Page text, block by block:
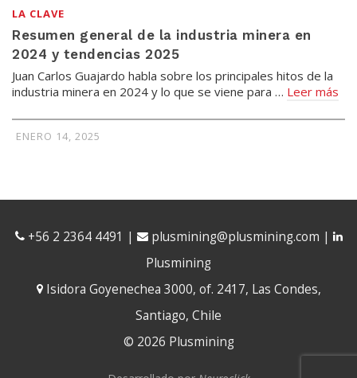
LA CLAVE
Resumen general de la industria minera en
2024 y tendencias 2025
Juan Carlos Guajardo habla sobre los principales hitos de la
industria minera en 2024 y lo que se viene para … Leer más
ENERO 14, 2025
+56 2 2364 4491 | plusmining@plusmining.com |
Plusmining
Isidora Goyenechea 3000, of. 2417, Las Condes,
Santiago, Chile
© 2026 Plusmining